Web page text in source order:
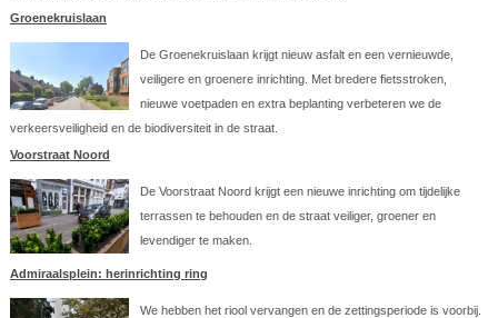
Groenekruislaan
De Groenekruislaan krijgt nieuw asfalt en een vernieuwde,
veiligere en groenere inrichting. Met bredere fietsstroken,
nieuwe voetpaden en extra beplanting verbeteren we de
verkeersveiligheid en de biodiversiteit in de straat.
Voorstraat Noord
De Voorstraat Noord krijgt een nieuwe inrichting om tijdelijke
terrassen te behouden en de straat veiliger, groener en
levendiger te maken.
Admiraalsplein: herinrichting ring
We hebben het riool vervangen en de zettingsperiode is voorbij.